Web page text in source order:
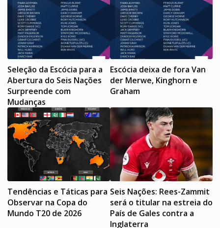
Seleção da Escócia para a
Abertura do Seis Nações
Surpreende com
Mudanças
Escócia deixa de fora Van
der Merwe, Kinghorn e
Graham
Tendências e Táticas para
Observar na Copa do
Mundo T20 de 2026
Seis Nações: Rees-Zammit
será o titular na estreia do
País de Gales contra a
Inglaterra